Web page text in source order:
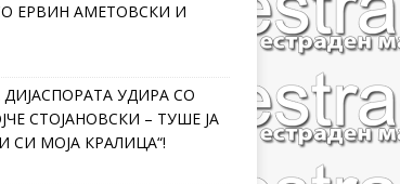
ЕРВИН АМЕТОВСКИ И
УДИРА СО
СТОЈАНОВСКИ – ТУШЕ ЈА
СИ МОЈА КРАЛИЦА“!